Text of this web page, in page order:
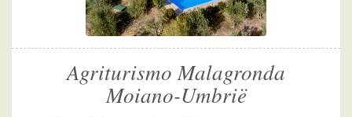
Agriturismo Malagronda
Moiano-Umbrië